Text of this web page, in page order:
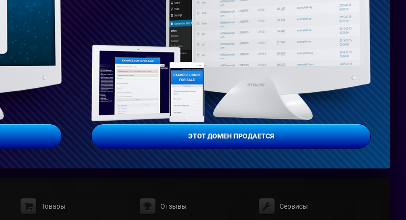
ЭТОТ ДОМЕН ПРОДАЕТСЯ
Товары Отзывы Сервисы